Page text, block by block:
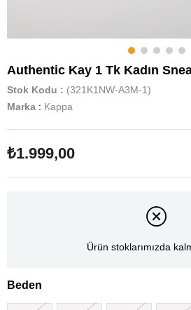
Authentic Kay 1 Tk Kadın
Stok Kodu
(321K1NW-A3M-1)
Marka : Kappa
₺1.999,00
Ürün stoklarımızda
Beden